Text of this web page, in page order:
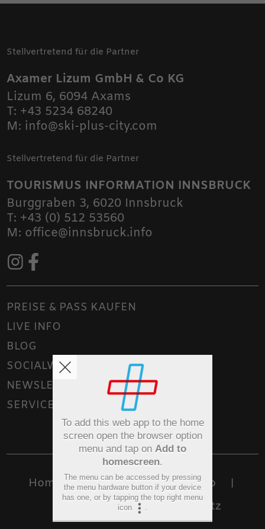
Stellvertretend für die Partner
Axamer Lizum GmbH & Co KG
Lizum 6, 6094 Axams
T: +43 5234 68240
M: info@ski-plus-city.com
Stellvertretend für die Partner
TOURISMUS INFORMATION INNSBRUCK
Burggraben 3, 6020 Innsbruck
T: +43 (0) 512 53560
M: office@innsbruck.info
PREISE & PASS KAUFEN
LIVE INFO
BLOG
SOCIALWALL
NEWSLETTER
SERVICE
Home | Kontakt | Sitemap
Impressum | Datenschutz
To add this web app to the home
screen open the browser option
menu and tap on Add to
homescreen.
The menu can be accessed by pressing
the menu hardware button if your device
has one, or by tapping the top right menu
icon
.